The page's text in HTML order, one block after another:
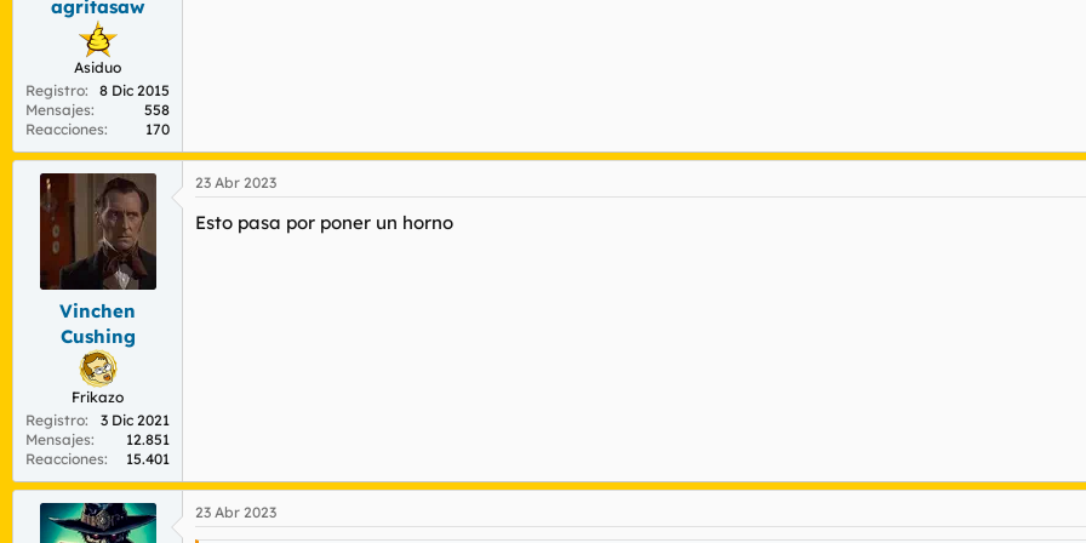
agritasaw
Asiduo
Registro
8 Dic 2015
Mensajes
558
Reacciones
170
Vinchen
Cushing
Frikazo
Registro
3 Dic 2021
Mensajes
12.851
Reacciones
15.401
23 Abr 2023
Esto pasa por poner un horno
23 Abr 2023